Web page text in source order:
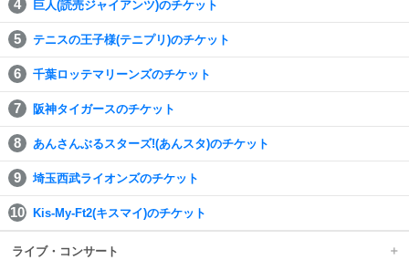
巨人(読売ジャイアンツ)のチケット
テニスの王子様(テニプリ)のチケット
千葉ロッテマリーンズのチケット
阪神タイガースのチケット
あんさんぶるスターズ!(あんスタ)のチケット
埼玉西武ライオンズのチケット
Kis-My-Ft2(キスマイ)のチケット
ライブ・コンサート